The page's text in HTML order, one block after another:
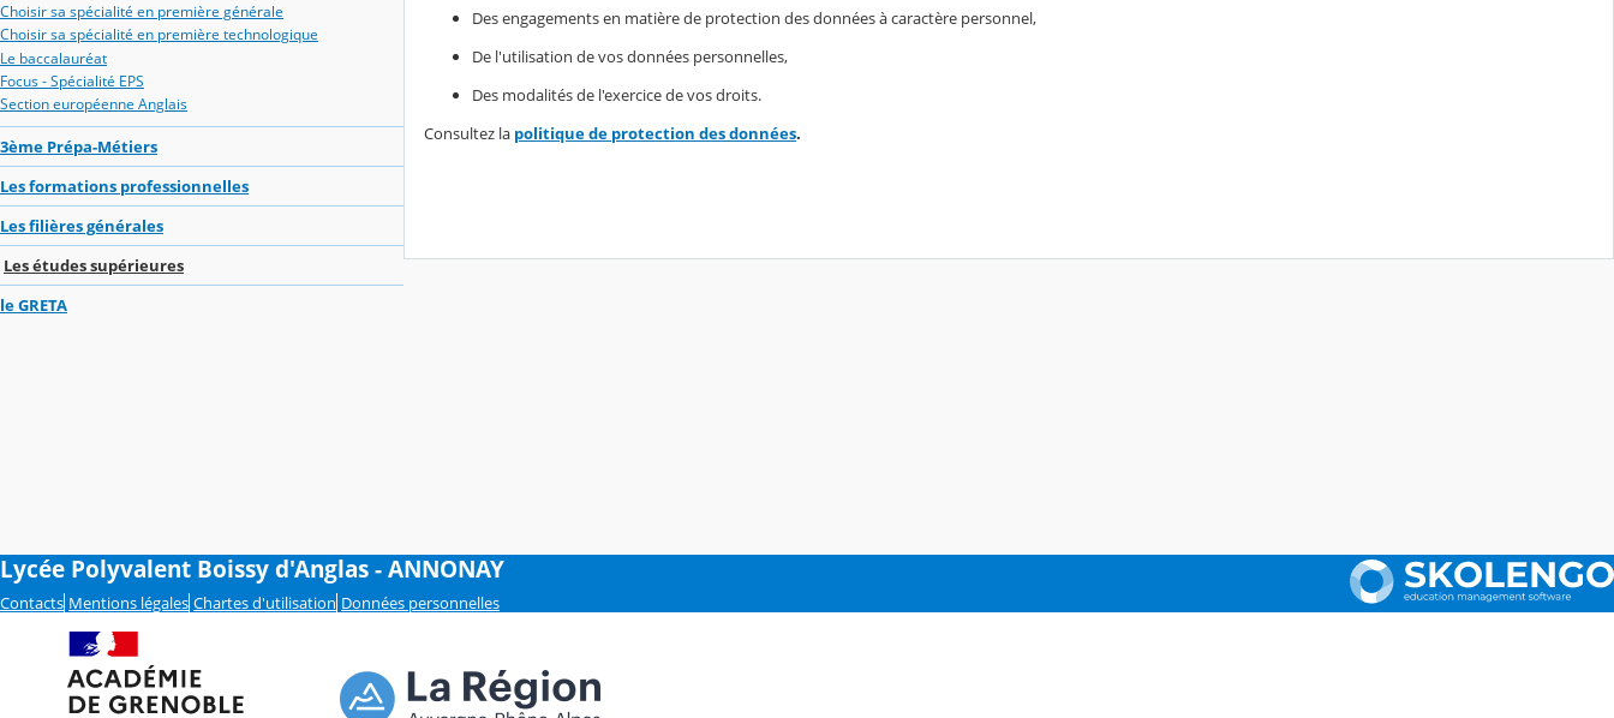
Choisir sa spécialité en première générale
Choisir sa spécialité en première technologique
Le baccalauréat
Focus - Spécialité EPS
Section européenne Anglais
3ème Prépa-Métiers
Les formations professionnelles
Les filières générales
Les études supérieures
le GRETA
Des engagements en matière de protection des données à caractère personnel,
De l'utilisation de vos données personnelles,
Des modalités de l'exercice de vos droits.
Consultez la politique de protection des données.
Lycée Polyvalent Boissy d'Anglas - ANNONAY
Contacts Mentions légales Chartes d'utilisation Données personnelles